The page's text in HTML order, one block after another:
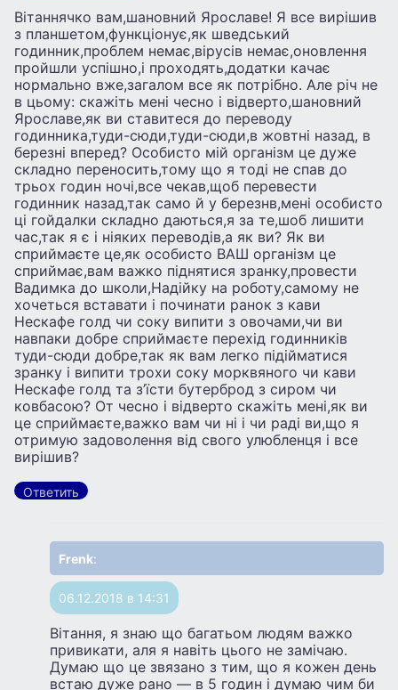
Вітаннячко вам,шановний Ярославе! Я все вирішив
з планшетом,функціонує,як шведський
годинник,проблем немає,вірусів немає,оновлення
пройшли успішно,і проходять,додатки качає
нормально вже,загалом все як потрібно. Але річ не
в цьому: скажіть мені чесно і відверто,шановний
Ярославе,як ви ставитеся до переводу
годинника,туди-сюди,туди-сюди,в жовтні назад, в
березні вперед? Особисто мій організм це дуже
складно переносить,тому що я тоді не спав до
трьох годин ночі,все чекав,щоб перевести
годинник назад,так само й у березнв,мені особисто
ці гойдалки складно даються,я за те,шоб лишити
час,так я є і ніяких переводів,а як ви? Як ви
сприймаєте це,як особисто ВАШ організм це
сприймає,вам важко піднятися зранку,провести
Вадимка до школи,Надійку на роботу,самому не
хочеться вставати і починати ранок з кави
Нескафе голд чи соку випити з овочами,чи ви
навпаки добре сприймаєте перехід годинників
туди-сюди добре,так як вам легко підійматися
зранку і випити трохи соку морквяного чи кави
Нескафе голд та з’їсти бутерброд з сиром чи
ковбасою? От чесно і відверто скажіть мені,як ви
це сприймаєте,важко вам чи ні і чи раді ви,що я
отримую задоволення від свого улюбленця і все
вирішив?
Ответить
Frenk:
06.12.2018 в 14:31
Вітання, я знаю що багатьом людям важко
привикати, аля я навіть цього не замічаю.
Думаю що це звязано з тим, що я кожен день
встаю дуже рано — в 5 годин і думаю чим би